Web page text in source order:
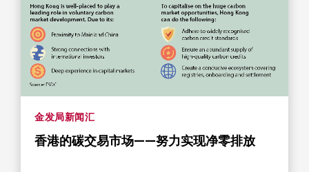
金发局新闻汇
香港的碳交易市场——努力实现净零排放